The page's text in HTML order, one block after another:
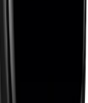
une
7 ?
avec
couvrent les